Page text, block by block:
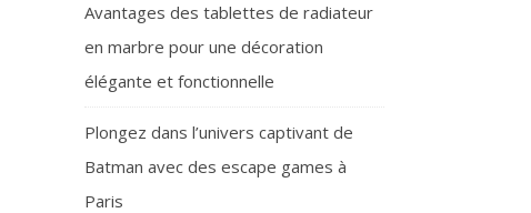
Avantages des tablettes de radiateur
en marbre pour une décoration
élégante et fonctionnelle
Plongez dans l’univers captivant de
Batman avec des escape games à
Paris